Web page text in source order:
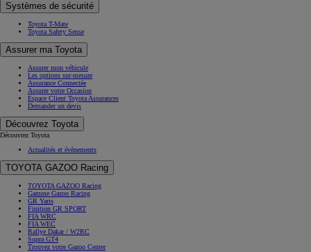
Systèmes de sécurité
Toyota T-Mate
Toyota Safety Sense
Assurer ma Toyota
Assurer mon véhicule
Les options sur-mesure
Assurance Connectée
Assurer votre Occasion
Espace Client Toyota Assurances
Demander un devis
Découvrez Toyota
Découvrez Toyota
Actualités et évènements
TOYOTA GAZOO Racing
TOYOTA GAZOO Racing
Gamme Gazoo Racing
GR Yaris
Finition GR SPORT
FIA WRC
FIA WEC
Rallye Dakar / W2RC
Supra GT4
Trouvez votre Gazoo Center